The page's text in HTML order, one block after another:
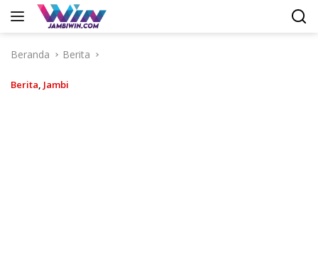
Langsung
Beranda
Berita
Berita, Jambi